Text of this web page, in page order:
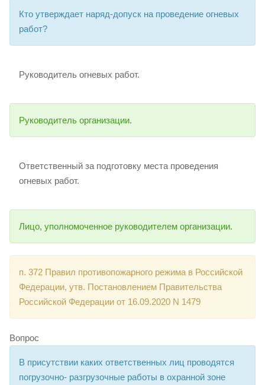
Кто утверждает наряд-допуск на проведение огневых
работ?
Руководитель огневых работ.
Руководитель организации.
Ответственный за подготовку места проведения
огневых работ.
Лицо, уполномоченное руководителем организации.
п. 372 Правил противопожарного режима в Российской
Федерации, утв. Постановлением Правительства
Российской Федерации от 16.09.2020 N 1479
Вопрос
В присутствии каких ответственных лиц проводятся
погрузочно- разгрузочные работы в охранной зоне